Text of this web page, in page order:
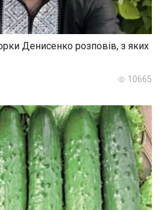
Денисенко розповів, з яких
10665